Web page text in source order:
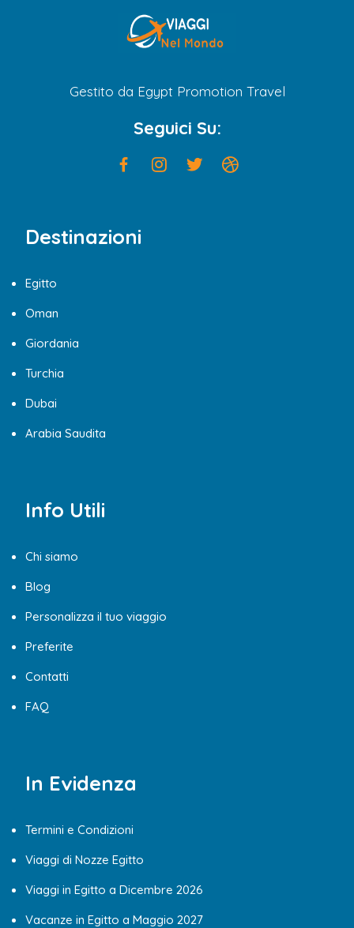
Gestito da Egypt Promotion Travel
Seguici Su:
Destinazioni
Egitto
Oman
Giordania
Turchia
Dubai
Arabia Saudita
Info Utili
Chi siamo
Blog
Personalizza il tuo viaggio
Preferite
Contatti
FAQ
In Evidenza
Termini e Condizioni
Viaggi di Nozze Egitto
Viaggi in Egitto a Dicembre 2026
Vacanze in Egitto a Maggio 2027